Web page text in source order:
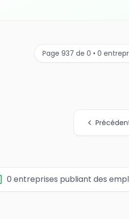
Page 937 de 0 • 0
0 entreprises publiant des